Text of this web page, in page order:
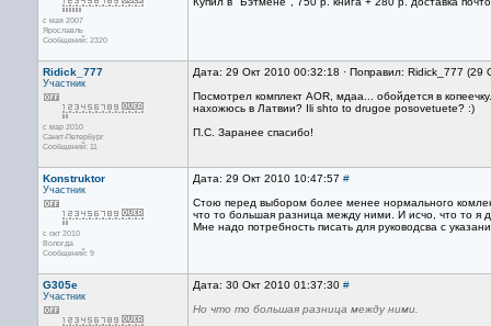
с мая 2007
Ярославль
Сообщений: 2320
Ridick_777
Участник
с мар 2010
Санкт-Петербург
Сообщений: 11
Дата: 29 Окт 2010 00:32:18 · Поправил: Ridick_777 (29
Посмотрел комплект AOR, мдаа... обойдется в
нахожюсь в Латвии? Ili shto to drugoe posovetuete? :)
П.С. Заранee спасибо!
Konstruktor
Участник
с окт 2010
Вологда
Сообщений: 9
Дата: 29 Окт 2010 10:47:57 #
Стою перед выбором более менее нормального
что то большая разница между ними. И исчо, что то я
Мне надо потребность писать для руководсва с
G305e
Участник
Дата: 30 Окт 2010 01:37:30 #
Но что то большая разница между ними.